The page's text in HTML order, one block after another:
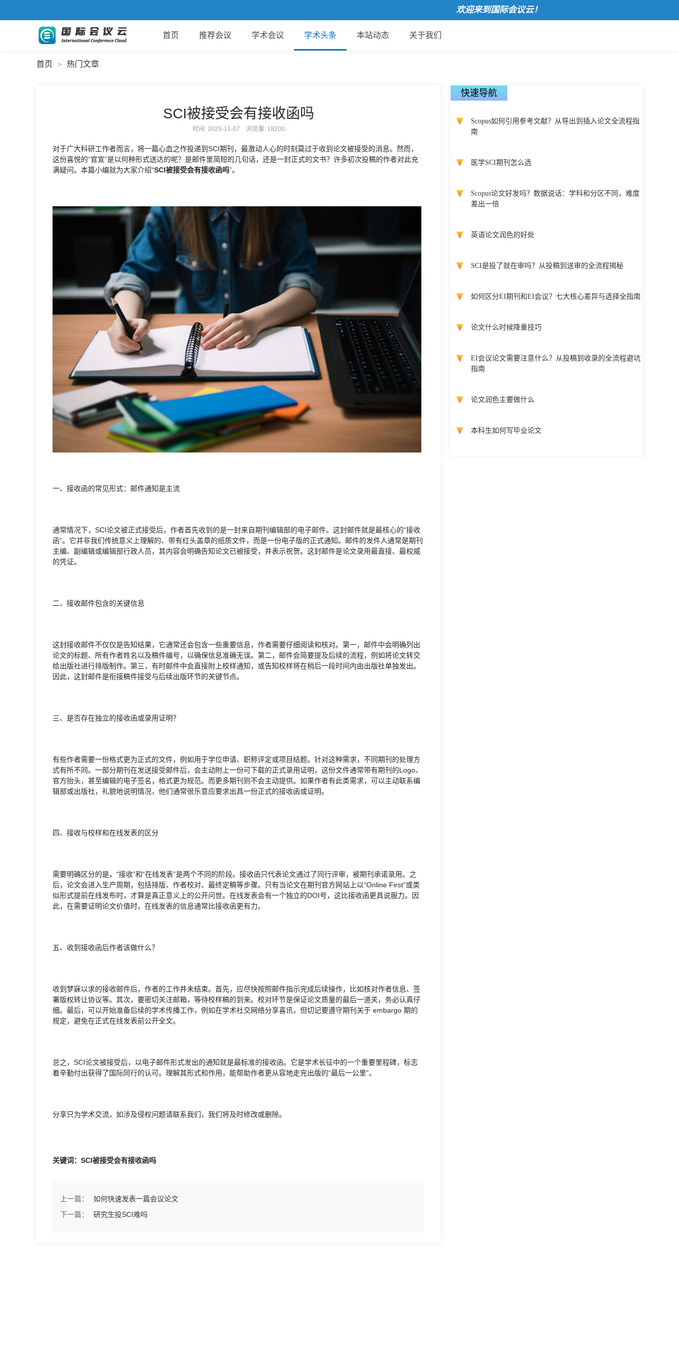
欢迎来到国际会议云！
首页 推荐会议 学术会议 学术头条 本站动态 关于我们
首页 > 热门文章
SCI被接受会有接收函吗
时间: 2025-11-07 浏览量: 18200
对于广大科研工作者而言，将一篇心血之作投递到SCI期刊，最激动人心的时刻莫过于收到论文被接受的消息。然而，
这份喜悦的“官宣”是以何种形式送达的呢？是邮件里简短的几句话，还是一封正式的文书？许多初次投稿的作者对此充
满疑问。本篇小编就为大家介绍“SCI被接受会有接收函吗”。
一、接收函的常见形式：邮件通知是主流
通常情况下，SCI论文被正式接受后，作者首先收到的是一封来自期刊编辑部的电子邮件。这封邮件就是最核心的“接收
函”。它并非我们传统意义上理解的、带有红头盖章的纸质文件，而是一份电子版的正式通知。邮件的发件人通常是期刊
主编、副编辑或编辑部行政人员，其内容会明确告知论文已被接受，并表示祝贺。这封邮件是论文录用最直接、最权威
的凭证。
二、接收邮件包含的关键信息
这封接收邮件不仅仅是告知结果，它通常还会包含一些重要信息，作者需要仔细阅读和核对。第一，邮件中会明确列出
论文的标题、所有作者姓名以及稿件编号，以确保信息准确无误。第二，邮件会简要提及后续的流程，例如将论文转交
给出版社进行排版制作。第三，有时邮件中会直接附上校样通知，或告知校样将在稍后一段时间内由出版社单独发出。
因此，这封邮件是衔接稿件接受与后续出版环节的关键节点。
三、是否存在独立的接收函或录用证明？
有些作者需要一份格式更为正式的文件，例如用于学位申请、职称评定或项目结题。针对这种需求，不同期刊的处理方
式有所不同。一部分期刊在发送接受邮件后，会主动附上一份可下载的正式录用证明，这份文件通常带有期刊的Logo、
官方抬头，甚至编辑的电子签名，格式更为规范。而更多期刊则不会主动提供。如果作者有此类需求，可以主动联系编
辑部或出版社，礼貌地说明情况，他们通常很乐意应要求出具一份正式的接收函或证明。
四、接收与校样和在线发表的区分
需要明确区分的是，“接收”和“在线发表”是两个不同的阶段。接收函只代表论文通过了同行评审，被期刊承诺录用。之
后，论文会进入生产周期，包括排版、作者校对、最终定稿等步骤。只有当论文在期刊官方网站上以“Online First”或类
似形式提前在线发布时，才算是真正意义上的公开问世。在线发表会有一个独立的DOI号，这比接收函更具说服力。因
此，在需要证明论文价值时，在线发表的信息通常比接收函更有力。
五、收到接收函后作者该做什么？
收到梦寐以求的接收邮件后，作者的工作并未结束。首先，应尽快按照邮件指示完成后续操作，比如核对作者信息、签
署版权转让协议等。其次，要密切关注邮箱，等待校样稿的到来。校对环节是保证论文质量的最后一道关，务必认真仔
细。最后，可以开始准备后续的学术传播工作，例如在学术社交网络分享喜讯，但切记要遵守期刊关于 embargo 期的
规定，避免在正式在线发表前公开全文。
总之，SCI论文被接受后，以电子邮件形式发出的通知就是最标准的接收函。它是学术长征中的一个重要里程碑，标志
着辛勤付出获得了国际同行的认可。理解其形式和作用，能帮助作者更从容地走完出版的“最后一公里”。
分享只为学术交流，如涉及侵权问题请联系我们，我们将及时修改或删除。
关键词：SCI被接受会有接收函吗
上一篇：
如何快速发表一篇会议论文
下一篇：
研究生投SCI难吗
快速导航
Scopus如何引用参考文献？从导出到插入论文全流程指
南
医学SCI期刊怎么选
Scopus论文好发吗？数据说话：学科和分区不同，难度
差出一倍
英语论文润色的好处
SCI是投了就在审吗？从投稿到送审的全流程揭秘
如何区分EI期刊和EI会议？七大核心差异与选择全指南
论文什么时候降重技巧
EI会议论文需要注意什么？从投稿到收录的全流程避坑
指南
论文润色主要做什么
本科生如何写毕业论文